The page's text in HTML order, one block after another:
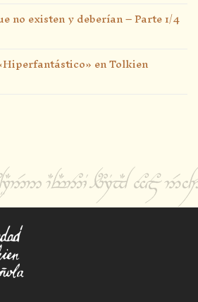
no existen y deberían – Parte 1/4
en Tolkien